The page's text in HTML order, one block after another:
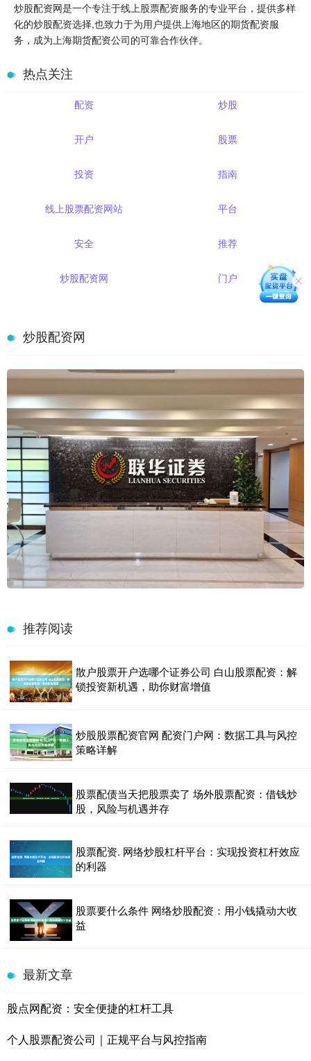
炒股配资网是一个专注于线上股票配资服务的专业平台，提供多样
化的炒股配资选择,也致力于为用户提供上海地区的期货配资服
务，成为上海期货配资公司的可靠合作伙伴。
热点关注
配资 炒股
开户 股票
投资 指南
线上股票配资网站 平台
安全 推荐
炒股配资网 门户
炒股配资网
推荐阅读
散户股票开户选哪个证券公司 白山股票配资：解
锁投资新机遇，助你财富增值
炒股股票配资官网 配资门户网：数据工具与风控
策略详解
股票配债当天把股票卖了 场外股票配资：借钱炒
股，风险与机遇并存
股票配资. 网络炒股杠杆平台：实现投资杠杆效应
的利器
股票要什么条件 网络炒股配资：用小钱撬动大收
益
最新文章
股点网配资：安全便捷的杠杆工具
个人股票配资公司｜正规平台与风控指南